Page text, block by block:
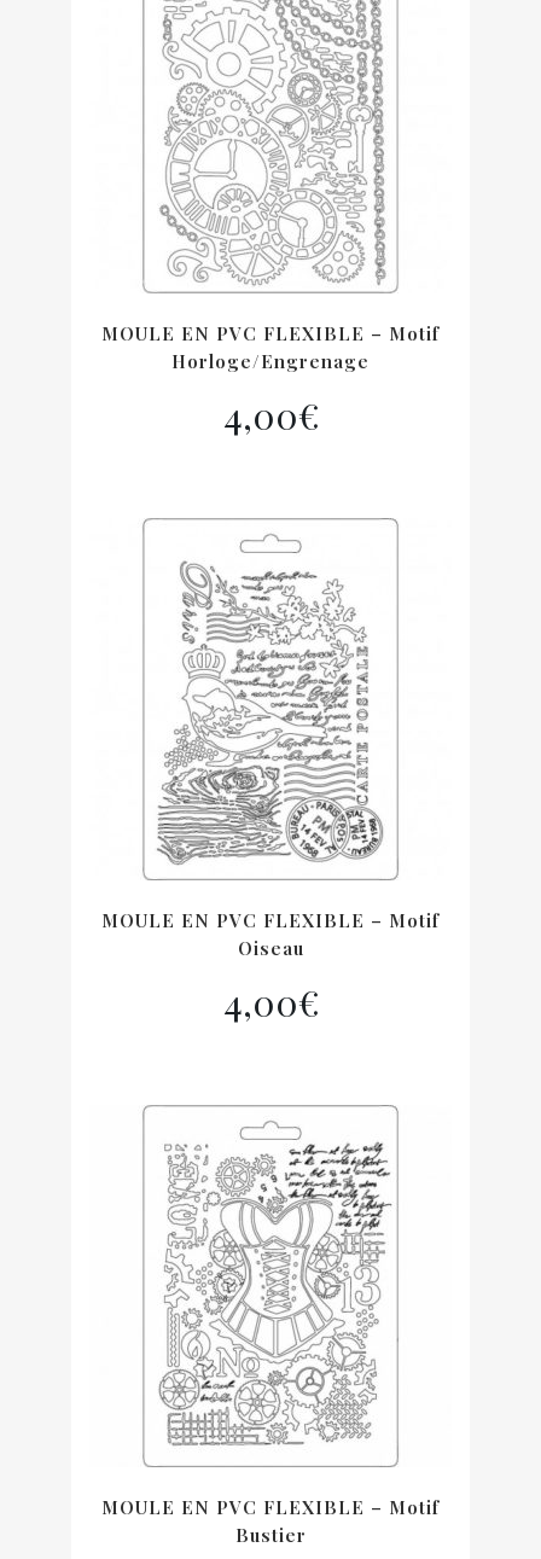
MOULE EN PVC FLEXIBLE – Motif
Horloge/engrenage
4,00€
MOULE EN PVC FLEXIBLE – Motif
Oiseau
4,00€
MOULE EN PVC FLEXIBLE – Motif
Bustier